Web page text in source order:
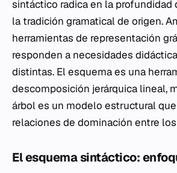
sintáctico radica en la profundidad
la tradición gramatical de origen.
herramientas de representación
responden a necesidades
distintas. El esquema es una
descomposición jerárquica lineal,
árbol es un modelo estructural
relaciones de dominación entre
El esquema sintáctico: